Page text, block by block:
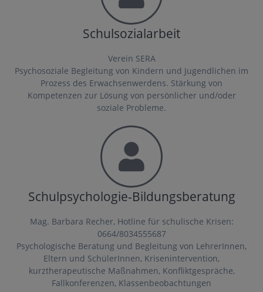
Schulsozialarbeit
Verein SERA
Psychosoziale Begleitung von Kindern und Jugendlichen im
Prozess des Erwachsenwerdens. Stärkung von
Kompetenzen zur Lösung von persönlicher und/oder
soziale Probleme.
Schulpsychologie-Bildungsberatung
Mag. Barbara Recher, Hotline für schulische Krisen:
0664/8034555687
Psychologische Beratung und Begleitung von LehrerInnen,
Eltern und SchülerInnen, Krisenintervention,
kurztherapeutische Maßnahmen, Konfliktgespräche,
Fallkonferenzen, Klassenbeobachtungen